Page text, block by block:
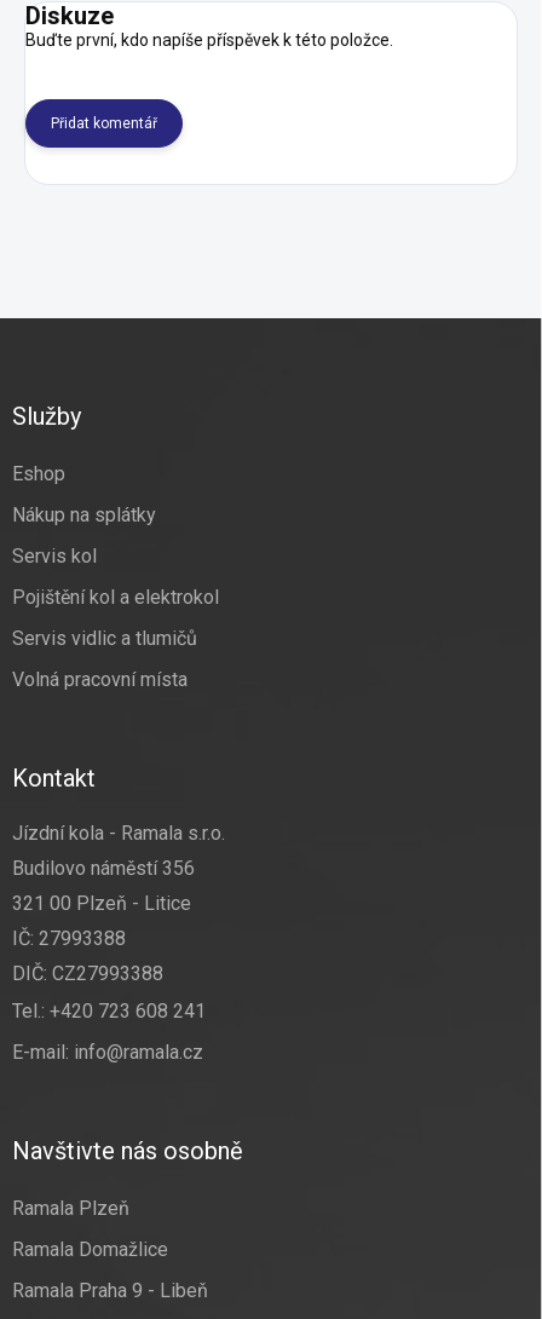
Diskuze
Buďte první, kdo napíše příspěvek k této položce.
Přidat komentář
Služby
Eshop
Nákup na splátky
Servis kol
Pojištění kol a elektrokol
Servis vidlic a tlumičů
Volná pracovní místa
Kontakt
Jízdní kola - Ramala s.r.o.
Budilovo náměstí 356
321 00 Plzeň - Litice
IČ: 27993388
DIČ: CZ27993388
Tel.: +420 723 608 241
E-mail: info@ramala.cz
Navštivte nás osobně
Ramala Plzeň
Ramala Domažlice
Ramala Praha 9 - Libeň